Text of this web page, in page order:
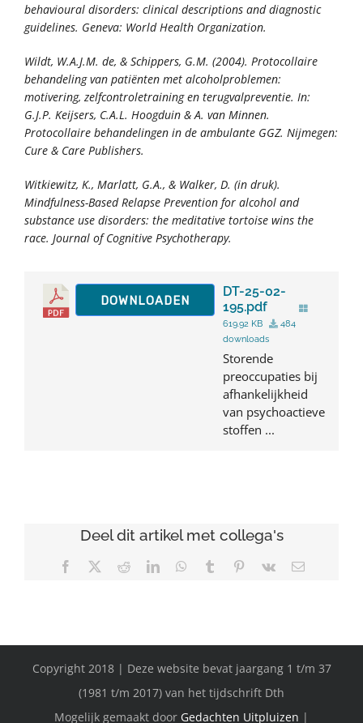
behavioural disorders: clinical descriptions and diagnostic
guidelines. Geneva: World Health Organization.
Wildt, W.A.J.M. de, & Schippers, G.M. (2004). Protocollaire
behandeling van patiënten met alcoholproblemen:
motivering, zelfcontroletraining en terugvalpreventie. In:
G.J.P. Keijsers, C.A.L. Hoogduin & A. van Minnen.
Protocollaire behandelingen in de ambulante GGZ. Nijmegen:
Cure & Care Publishers.
Witkiewitz, K., Marlatt, G.A., & Walker, D. (in druk).
Mindfulness-Based Relapse Prevention for alcohol and
substance use disorders: the meditative tortoise wins the
race. Journal of Cognitive Psychotherapy.
DOWNLOADEN
DT-25-02-
195.pdf
619.92 KB
484
downloads
Storende
preoccupaties bij
afhankelijkheid
van psychoactieve
stoffen ...
Deel dit artikel met collega's
Facebook RedditLinkedInWhatsApp
Tumblr Pinterest
Vk
E-
Copyright 2018 | Deze website bevat jaargang 1 t/m 37
(1981 t/m 2017) van het tijdschrift Dth
Mogelijk gemaakt door Gedachten Uitpluizen |